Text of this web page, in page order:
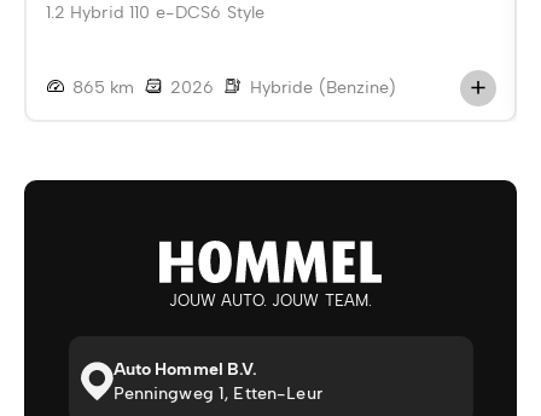
1.2 Hybrid 110 e-DCS6 Style
865 km 2026 Hybride (Benzine)
JOUW AUTO. JOUW TEAM.
Auto Hommel B.V.
Penningweg 1, Etten-Leur